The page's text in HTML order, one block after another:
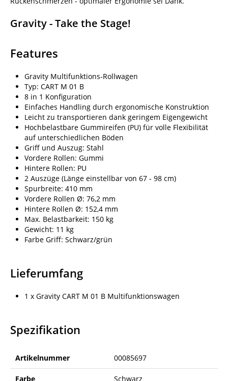
Gravity - Take the Stage!
Features
Gravity Multifunktions-Rollwagen
Typ: CART M 01 B
8 in 1 Konfiguration
Einfaches Handling durch ergonomische Konstruktion
Leicht zu transportieren dank geringem Eigengewicht
Hochbelastbare Gummireifen (PU) für volle Flexibilität
auf unterschiedlichen Böden
Griff und Auszug: Stahl
Vordere Rollen: Gummi
Hintere Rollen: PU
2 Auszüge (Länge einstellbar von 67 - 98 cm)
Spurbreite: 410 mm
Vordere Rollen Ø: 76,2 mm
Hintere Rollen Ø: 152,4 mm
Max. Belastbarkeit: 150 kg
Gewicht: 11 kg
Farbe Griff: Schwarz/grün
Lieferumfang
1 x Gravity CART M 01 B Multifunktionswagen
Spezifikation
Artikelnummer 00085697
Farbe Schwarz